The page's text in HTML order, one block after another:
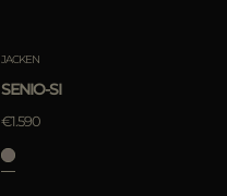
JACKEN
SENIO-SI
€1.590